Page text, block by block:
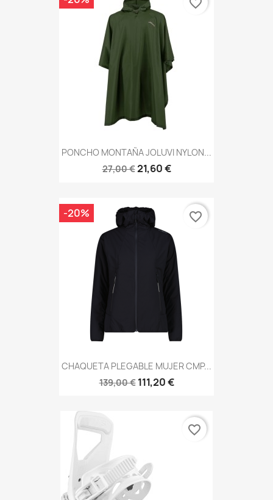
PONCHO MONTAÑA JOLUVI NYLON...
27,00 €21,60 €
favorite_border
CHAQUETA PLEGABLE MUJER CMP...
139,00 € 111,20 €
-20% favorite_border
favorite_border